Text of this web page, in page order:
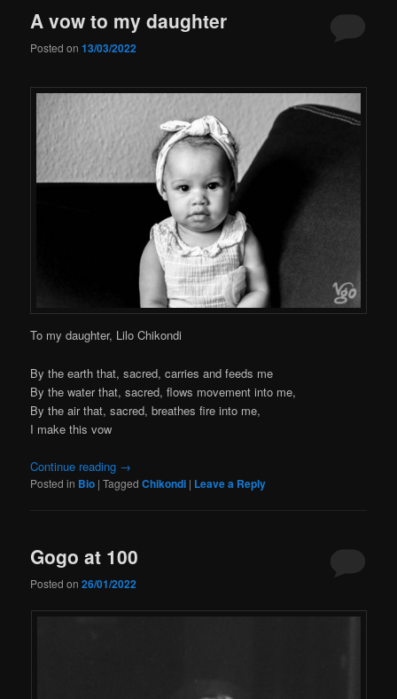
A vow to my daughter
Posted on13/03/2022
To my daughter, Lilo Chikondi
By the earth that, sacred, carries and feeds me
By the water that, sacred, flows movement into me,
By the air that, sacred, breathes fire into me,
I make this vow
Continue reading →
Posted in Bio |Tagged Chikondi | Leave a Reply
Gogo at 100
Posted on26/01/2022